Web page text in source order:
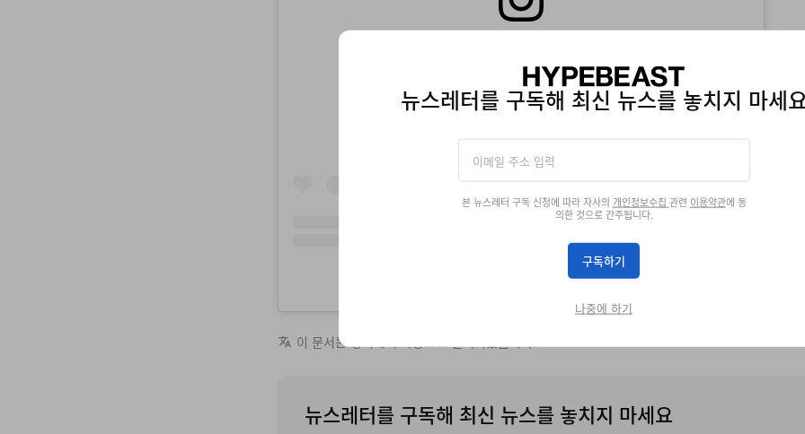
Edgerunners(@edgerunners)가 공유한 게시물
이 문서는 영어에서 자동으로 번역되었습니다.
뉴스레터를 구독해 최신 뉴스를 놓치지 마세요
뉴스레터를 구독해 최신 뉴스를 놓치지 마세
본 뉴스레터 구독 신청에 따라 자사의 개인정보수집 관련 이용약관에 동
의한 것으로 간주됩니다.
구독하기
나중에 하기